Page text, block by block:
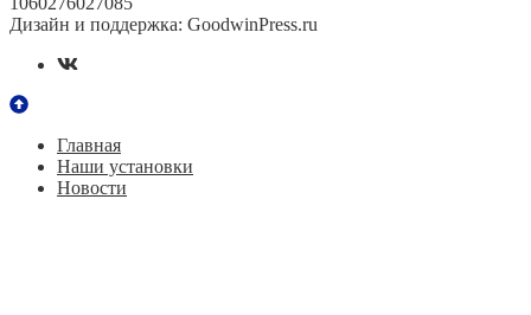
Дизайн и поддержка: GoodwinPress.ru
Главная
Наши установки
Новости